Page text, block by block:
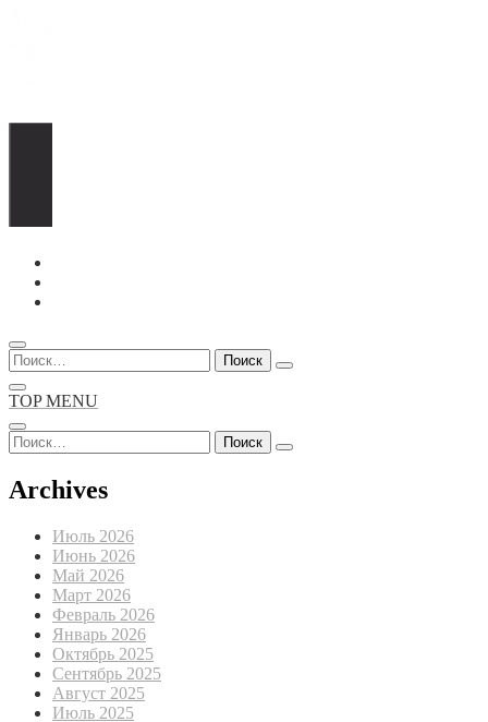
Перейти
содержимому
Найти:
TOP MENU
Найти:
Archives
Июль 2026
Июнь 2026
Май 2026
Март 2026
Февраль 2026
Январь 2026
Октябрь 2025
Сентябрь 2025
Август 2025
Июль 2025